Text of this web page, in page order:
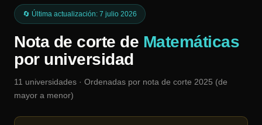
🔄 Última actualización: 7 julio 2026
Nota de corte de Matemáticas
por universidad
11 universidades · Ordenadas por nota de corte 2025 (de
mayor a menor)